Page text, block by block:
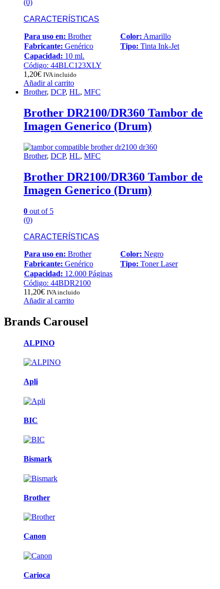
(0)
CARACTERÍSTICAS
Para uso en: Brother Color: Amarillo
Fabricante: Genérico Tipo: Tinta Ink-Jet
Capacidad: 10 ml.
Código: 44BLC123XLY
1,20€ IVA incluido
Añadir al carrito
Brother, DCP, HL, MFC
Brother DR2100/DR360 Tambor de
Imagen Generico (Drum)
Brother, DCP, HL, MFC
Brother DR2100/DR360 Tambor de
Imagen Generico (Drum)
0 out of 5
(0)
CARACTERÍSTICAS
Para uso en: Brother Color: Negro
Fabricante: Genérico Tipo: Toner Laser
Capacidad: 12.000 Páginas
Código: 44BDR2100
11,20€ IVA incluido
Añadir al carrito
Brands Carousel
ALPINO
Apli
BIC
Bismark
Brother
Canon
Carioca